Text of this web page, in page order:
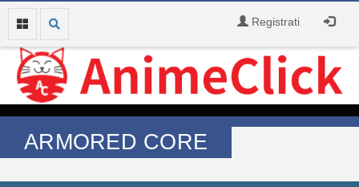
Registrati
ARMORED CORE